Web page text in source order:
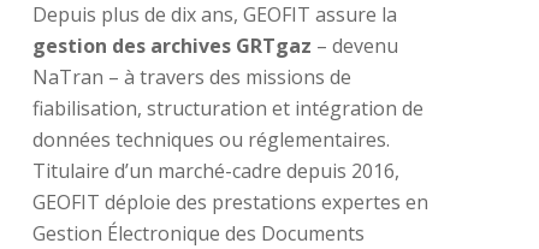
Depuis plus de dix ans, GEOFIT assure la
gestion des archives GRTgaz – devenu
NaTran – à travers des missions de
fiabilisation, structuration et intégration de
données techniques ou réglementaires.
Titulaire d’un marché-cadre depuis 2016,
GEOFIT déploie des prestations expertes en
Gestion Électronique des Documents